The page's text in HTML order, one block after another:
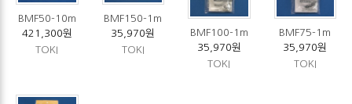
BMF50-10m
421,300원
TOKI
BMF150-1m
35,970원
TOKI
BMF100-1m
35,970원
TOKI
BMF75-1m
35,970원
TOKI